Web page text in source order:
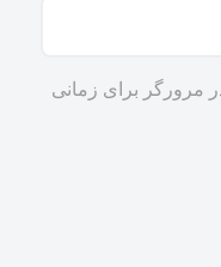
مرورگر برای زمانی